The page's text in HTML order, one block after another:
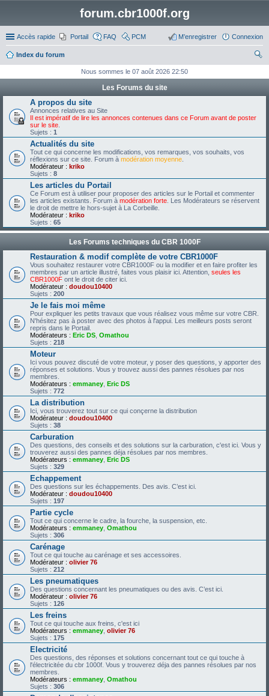
forum.cbr1000f.org
Accès rapide Portail FAQ PCM Connexion
M’enregistrer
Index du forum
ch
Nous sommes le 07 août 2026 22:50
Les Forums du site
A propos du site
Annonces relatives au Site
Il est impératif de lire les annonces contenues dans ce Forum avant de poster
sur le site
Sujets : 1
Actualités du site
Tout ce qui concerne les modifications, vos remarques, vos souhaits, vos
réflexions sur ce site. Forum à modération moyenne
Modérateur : kriko
Sujets : 8
Les articles du Portail
Ce Forum est à utiliser pour proposer des articles sur le Portail et commenter
les articles existants. Forum à modération forte . Les Modérateurs se réservent
le droit de mettre le hors-sujet à La Corbeille.
Modérateur : kriko
Sujets : 65
Les Forums techniques du CBR 1000F
Restauration & modif complète de votre CBR1000F
Vous souhaitez restaurer votre CBR1000F ou la modifier et en faire profiter les
membres par un article illustré, faites vous plaisir ici. Attention, seules les
CBR1000F ont le droit de citer ici.
Modérateur : doudou10400
Sujets : 200
Je le fais moi même
Pour expliquer les petits travaux que vous réalisez vous même sur votre CBR.
N'hésitez pas à poster avec des photos à l'appui. Les meilleurs posts seront
repris dans le Portail.
Modérateurs : Eric DS Omathou
Sujets : 218
Moteur
Ici vous pouvez discuté de votre moteur, y poser des questions, y apporter des
réponses et solutions. Vous y trouvez aussi des pannes résolues par nos
membres.
Modérateurs : emmaney Eric DS
Sujets : 772
La distribution
Ici, vous trouverez tout sur ce qui conçerne la distribution
Modérateur : doudou10400
Sujets : 38
Carburation
Des questions, des conseils et des solutions sur la carburation, c'est ici. Vous y
trouverez aussi des pannes déja résolues par nos membres.
Modérateurs : emmaney Eric DS
Sujets : 329
Echappement
Des questions sur les échappements. Des avis. C’est ici.
Modérateur : doudou10400
Sujets : 197
Partie cycle
Tout ce qui concerne le cadre, la fourche, la suspension, etc.
Modérateurs : emmaney Omathou
Sujets : 306
Carénage
Tout ce qui touche au carénage et ses accessoires.
Modérateur : olivier 76
Sujets : 212
Les pneumatiques
Des questions concernant les pneumatiques ou des avis. C’est ici.
Modérateur : olivier 76
Sujets : 126
Les freins
Tout ce qui touche aux freins, c'est ici
Modérateurs : emmaney olivier 76
Sujets : 175
Electricité
Des questions, des réponses et solutions concernant tout ce qui touche à
l'électricitée du cbr 1000f. Vous y trouverez déja des pannes résolues par nos
membres.
Modérateurs : emmaney Omathou
Sujets : 306